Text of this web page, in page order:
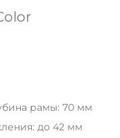
рамы: 70 мм
до 42 мм